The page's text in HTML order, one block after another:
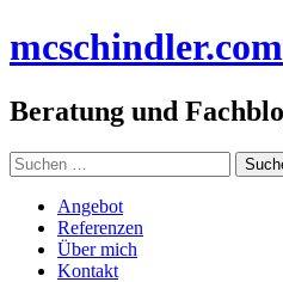
Inhalt
mcschindler.com
Beratung und
Suchen
nach:
Angebot
Referenzen
Über mich
Kontakt